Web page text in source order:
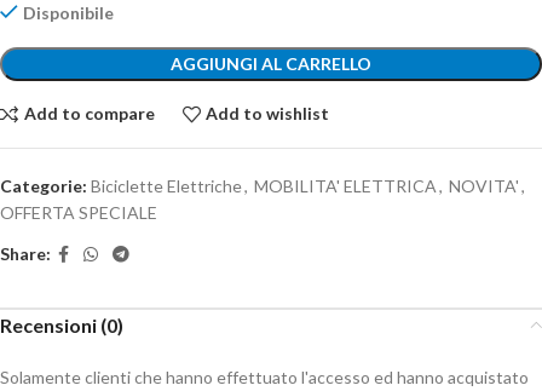
Disponibile
AGGIUNGI AL CARRELLO
Add to compare Add to wishlist
Categorie: Biciclette Elettriche, MOBILITA' ELETTRICA, NOVITA',
OFFERTA SPECIALE
Share:
Recensioni (0)
Solamente clienti che hanno effettuato l'accesso ed hanno acquistato